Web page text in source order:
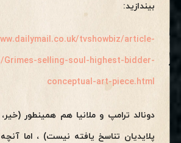
بیندازید:
tvshowbiz/article-
Grimes-selling-soul-highest-bidder-
conceptual-art-piece.html
دونالد ترامپ و ملانیا هم همینطور
پلایدیان تناسخ یافته نیست) ، اما